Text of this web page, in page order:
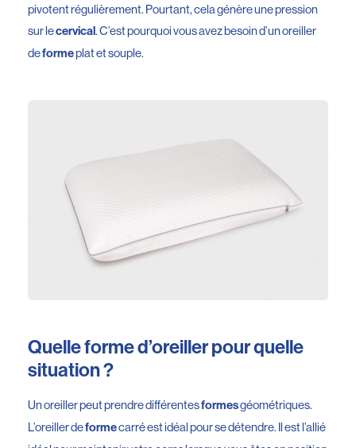
pivotent régulièrement. Pourtant, cela génère une pression
sur lecervical. C’est pourquoi vous avez besoin d’un oreiller
deformeplat et souple.
Quelle forme d’oreiller pour quelle
situation ?
Un oreiller peut prendre différentesformesgéométriques.
L’oreiller deformecarré est idéal pour se détendre. Il est l’allié